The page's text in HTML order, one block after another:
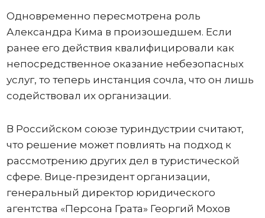
Одновременно пересмотрена роль
Александра Кима в произошедшем. Если
ранее его действия квалифицировали как
непосредственное оказание небезопасных
услуг, то теперь инстанция сочла, что он лишь
содействовал их организации.
В Российском союзе туриндустрии считают,
что решение может повлиять на подход к
рассмотрению других дел в туристической
сфере. Вице-президент организации,
генеральный директор юридического
агентства «Персона Грата» Георгий Мохов